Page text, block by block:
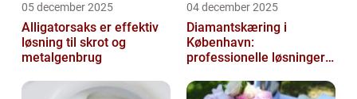
05 december 2025
Alligatorsaks er effektiv
løsning til skrot og
metalgenbrug
04 december 2025
Diamantskæring i
København:
professionelle løsninger